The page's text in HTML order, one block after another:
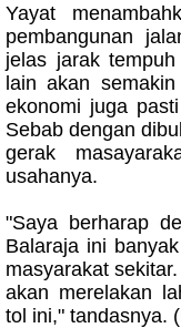
Yayat
pembangunan
jelas jarak
lain akan
ekonomi juga
Sebab dengan
gerak
usahanya.
"Saya berharap
Balaraja ini
masyarakat
akan merelakan
tol ini," tandasnya.